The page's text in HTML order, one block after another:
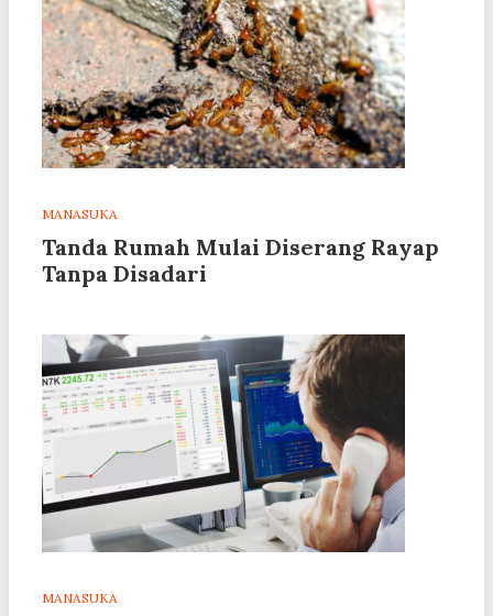
MANASUKA
Tanda Rumah Mulai Diserang Rayap
Tanpa Disadari
MANASUKA